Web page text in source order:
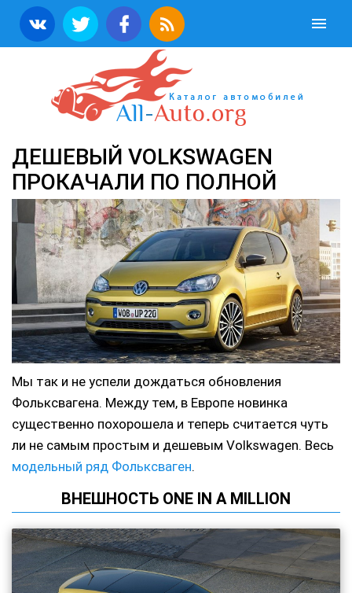
ДЕШЕВЫЙ VOLKSWAGEN
ПРОКАЧАЛИ ПО ПОЛНОЙ
Мы так и не успели дождаться обновления
Фольксвагена. Между тем, в Европе новинка
существенно похорошела и теперь считается чуть
ли не самым простым и дешевым Volkswagen. Весь
модельный ряд Фольксваген.
ВНЕШНОСТЬ ONE IN A MILLION